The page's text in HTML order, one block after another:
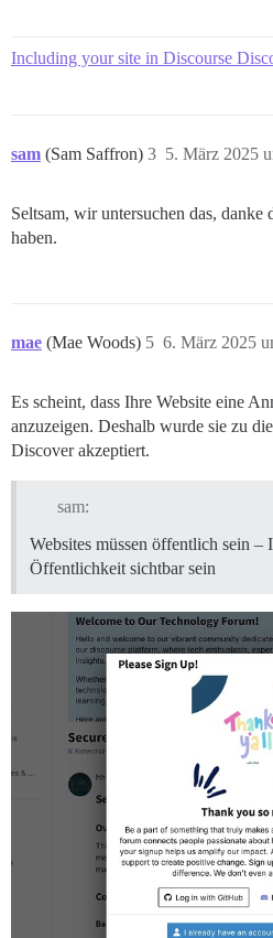
Including your site in Discourse
sam (Sam Saffron) 5. März 2025
3
Seltsam, wir untersuchen das, danke
haben.
mae (Mae Woods) 6. März 2025
5
Es scheint, dass Ihre Website eine
anzuzeigen. Deshalb wurde sie zu
Discover akzeptiert.
sam:
Websites müssen öffentlich sein –
Öffentlichkeit sichtbar sein